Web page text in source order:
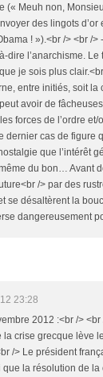
(« Meuh non,
des lingots
! »).<br /> <br />
dire l’anarchisme.
je sois plus clair.<br
entre initiés, soit la
avoir de
forces de l’ordre et/
dernier cas de figure
que l’intérêt
du bon… Avant
/> par des
se désaltèrent la
dangereusement
23:28
2012 :<br />
la crise grecque lève
/> Le président
que la résolution de